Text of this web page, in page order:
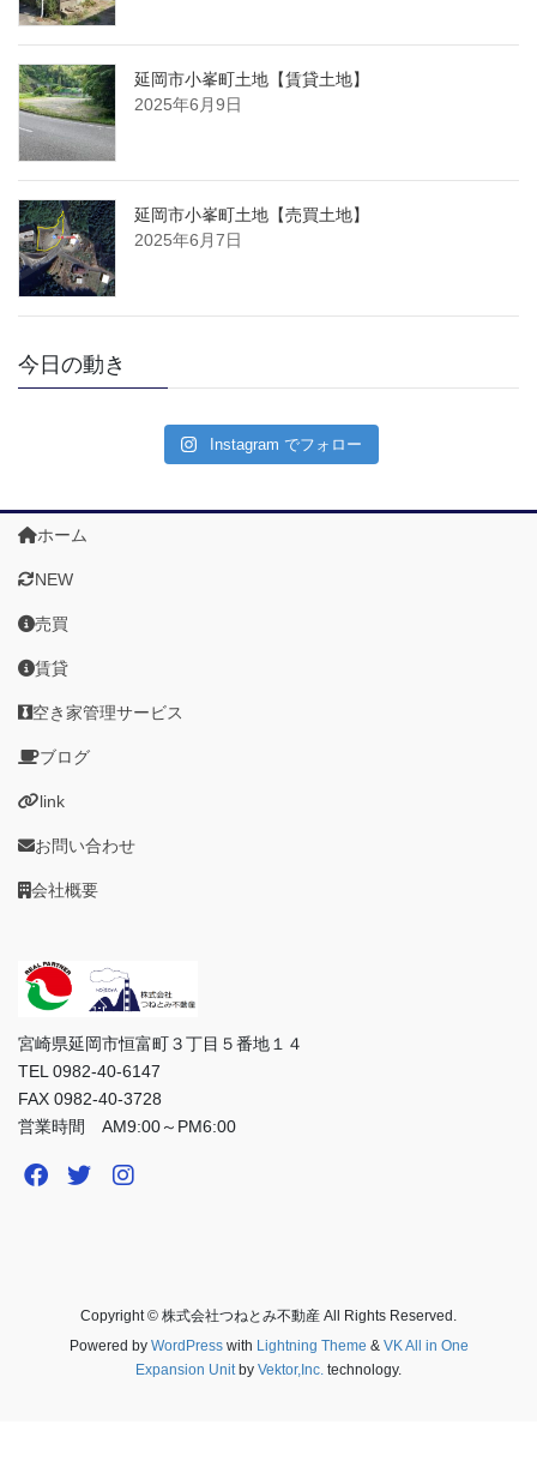
延岡市小峯町土地【賃貸土地】
2025年6月9日
延岡市小峯町土地【売買土地】
2025年6月7日
今日の動き
Instagram でフォロー
ホーム
NEW
売買
賃貸
空き家管理サービス
ブログ
link
お問い合わせ
会社概要
宮崎県延岡市恒富町３丁目５番地１４
TEL 0982-40-6147
FAX 0982-40-3728
営業時間 AM9:00～PM6:00
Copyright © 株式会社つねとみ不動産 All Rights Reserved.
Powered by WordPresswith Lightning Theme & VK All in One
Expansion Unitby Vektor,Inc. technology.